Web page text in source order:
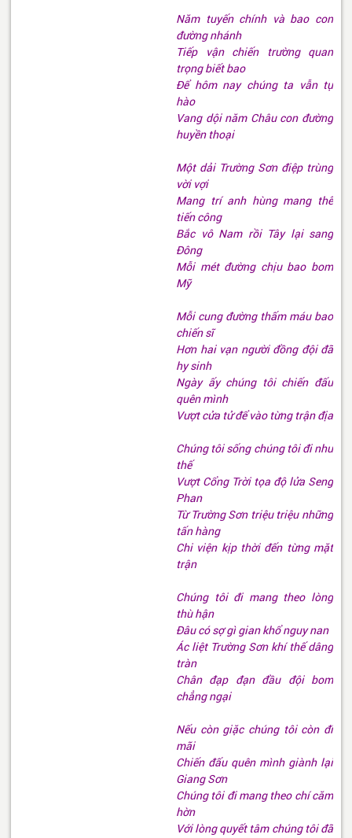
Năm tuyến chính và bao con
đường nhánh
Tiếp vận chiến trường quan
trọng biết bao
Để hôm nay chúng ta vẫn tự
hào
Vang dội năm Châu con đường
huyền thoại
Một dải Trường Sơn điệp trùng
vời vợi
Mang trí anh hùng mang thế
tiến công
Bắc vô Nam rồi Tây lại sang
Đông
Mỗi mét đường chịu bao bom
Mỹ
Mỗi cung đường thấm máu bao
chiến sĩ
Hơn hai vạn người đồng đội đã
hy sinh
Ngày ấy chúng tôi chiến đấu
quên mình
Vượt cửa tử để vào từng trận địa
Chúng tôi sống chúng tôi đi như
thế
Vượt Cổng Trời tọa độ lửa Seng
Phan
Từ Trường Sơn triệu triệu những
tấn hàng
Chi viện kịp thời đến từng mặt
trận
Chúng tôi đi mang theo lòng
thù hận
Đâu có sợ gì gian khổ nguy nan
Ác liệt Trường Sơn khí thế dâng
tràn
Chân đạp đạn đầu đội bom
chẳng ngại
Nếu còn giặc chúng tôi còn đi
mãi
Chiến đấu quên mình giành lại
Giang Sơn
Chúng tôi đi mang theo chí căm
hờn
Với lòng quyết tâm chúng tôi đã